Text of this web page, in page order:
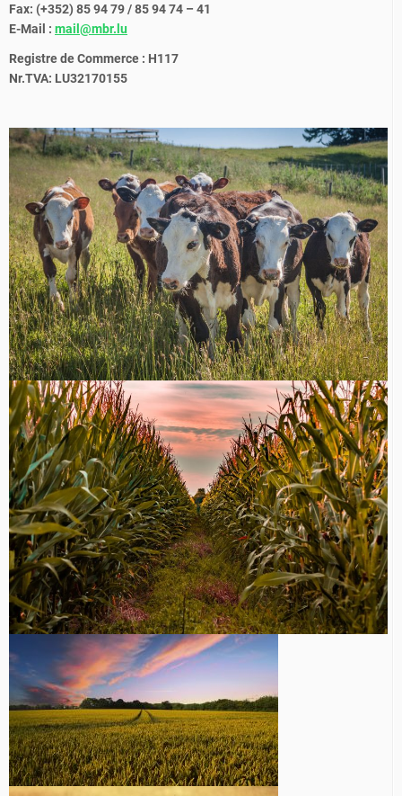
Fax: (+352) 85 94 79 / 85 94 74 – 41
E-Mail : mail@mbr.lu
Registre de Commerce : H117
Nr.TVA: LU32170155